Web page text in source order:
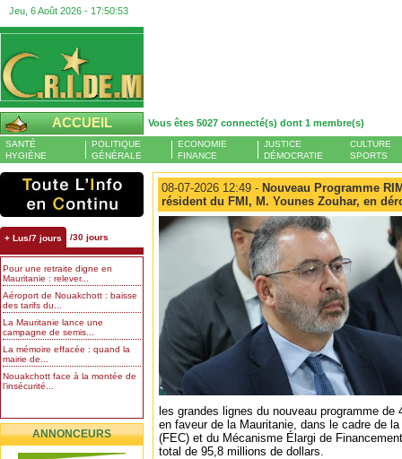
Jeu, 6 Août 2026 - 17:50:54
ACCUEIL Vous êtes 5027 connecté(s) dont 1 membre(s)
SANTÉ
HYGIÈNE
POLITIQUE
GÉNÉRALE
ECONOMIE
FINANCE
JUSTICE
DÉMOCRATIE
CULTURE
SPORTS
+ Lus/7 jours /30 jours
Pour une retraite digne en
Mauritanie : relever...
Aéroport de Nouakchott : baisse
des tarifs du...
La Mauritanie lance une
campagne de semis...
La mémoire effacée : quand la
mairie de...
Nouakchott face à la montée de
l’insécurité...
ANNONCEURS
08-07-2026 12:49 - Nouveau Programme
résident du FMI, M. Younes Zouhar, en
les grandes lignes du nouveau programme
en faveur de la Mauritanie, dans le cadre de
(FEC) et du Mécanisme Élargi de
total de 95,8 millions de dollars.